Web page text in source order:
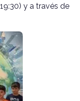
y a través de